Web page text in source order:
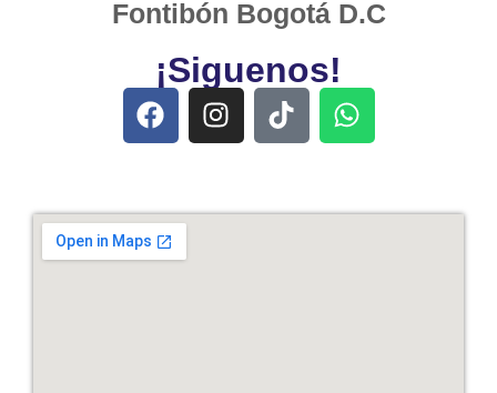
Fontibón Bogotá D.C
¡Siguenos!